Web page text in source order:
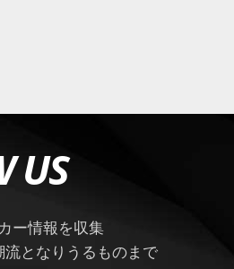
US
ー情報を収集
となりうるものまで